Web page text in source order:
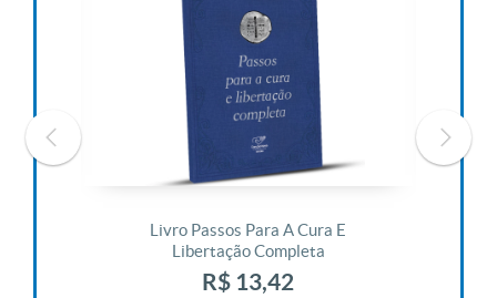
Livro Passos Para A Cura E
Libertação Completa
R$ 13,42